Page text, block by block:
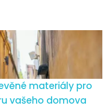
materiály pro
vašeho domova